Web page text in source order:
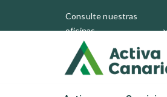
Consulte nuestras
oficinas